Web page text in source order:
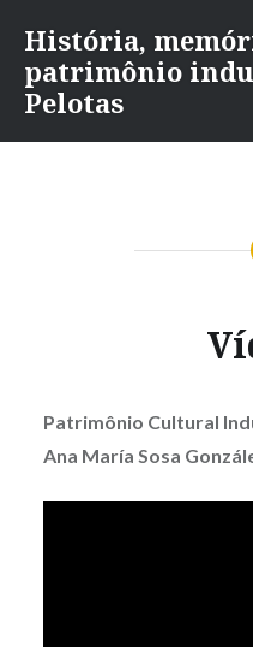
para
conteúdo
História,
patrimônio
Pelotas
Patrimônio Cultural
Ana María Sosa